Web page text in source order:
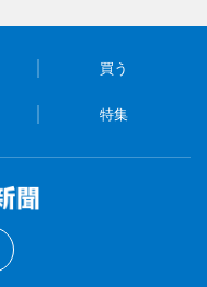
買う
特集